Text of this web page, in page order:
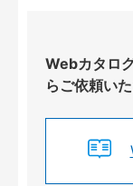
Webカタロ
らご依頼いた